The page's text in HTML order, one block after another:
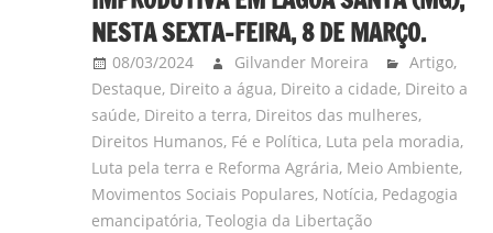
NESTA SEXTA-FEIRA, 8 DE MARÇO.
08/03/2024 Gilvander Moreira Artigo,
Destaque, Direito a água, Direito a cidade, Direito a
saúde, Direito a terra, Direitos das mulheres,
Direitos Humanos, Fé e Política, Luta pela moradia,
Luta pela terra e Reforma Agrária, Meio Ambiente,
Movimentos Sociais Populares, Notícia, Pedagogia
emancipatória, Teologia da Libertação